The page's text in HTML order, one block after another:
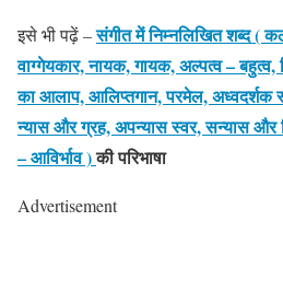
इसे भी पढ़ें –संगीत में निम्नलिखित शब्द (
वाग्गेयकार, नायक, गायक, अल्पत्व – बहुत्व,
का आलाप, आलिप्तगान, परमेल, अध्वदर्शक
न्यास और ग्रह, अपन्यास स्वर, सन्यास और
– आविर्भाव )की परिभाषा
Advertisement